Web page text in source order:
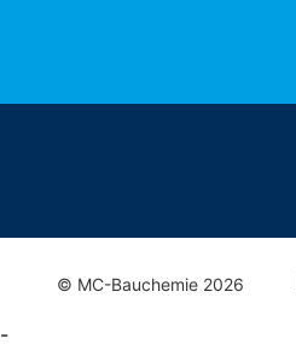
© MC-Bauchemie 2026
-